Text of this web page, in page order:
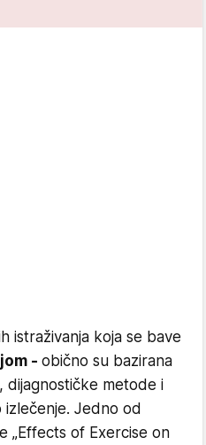
istraživanja koja se bave
- obično su bazirana
metode i
izlečenje. Jedno od
„Effects of Exercise on